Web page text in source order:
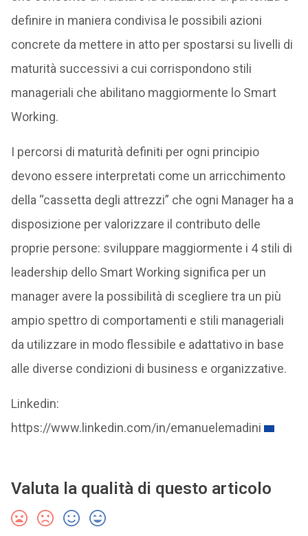
definire in maniera condivisa le possibili azioni
concrete da mettere in atto per spostarsi su livelli di
maturità successivi a cui corrispondono stili
manageriali che abilitano maggiormente lo Smart
Working.
I percorsi di maturità definiti per ogni principio
devono essere interpretati come un arricchimento
della “cassetta degli attrezzi” che ogni Manager ha a
disposizione per valorizzare il contributo delle
proprie persone: sviluppare maggiormente i 4 stili di
leadership dello Smart Working significa per un
manager avere la possibilità di scegliere tra un più
ampio spettro di comportamenti e stili manageriali
da utilizzare in modo flessibile e adattativo in base
alle diverse condizioni di business e organizzative.
Linkedin:
https://www.linkedin.com/in/emanuelemadini
Valuta la qualità di questo articolo